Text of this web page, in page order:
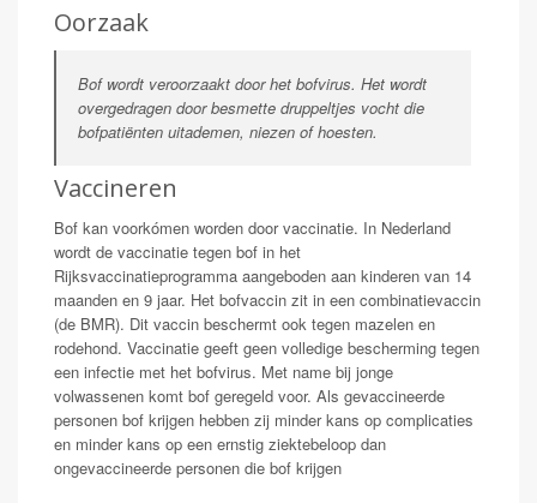
Oorzaak
Bof wordt veroorzaakt door het bofvirus. Het wordt
overgedragen door besmette druppeltjes vocht die
bofpatiënten uitademen, niezen of hoesten.
Vaccineren
Bof kan voorkómen worden door vaccinatie. In Nederland
wordt de vaccinatie tegen bof in het
Rijksvaccinatieprogramma aangeboden aan kinderen van 14
maanden en 9 jaar. Het bofvaccin zit in een combinatievaccin
(de BMR). Dit vaccin beschermt ook tegen mazelen en
rodehond. Vaccinatie geeft geen volledige bescherming tegen
een infectie met het bofvirus. Met name bij jonge
volwassenen komt bof geregeld voor. Als gevaccineerde
personen bof krijgen hebben zij minder kans op complicaties
en minder kans op een ernstig ziektebeloop dan
ongevaccineerde personen die bof krijgen